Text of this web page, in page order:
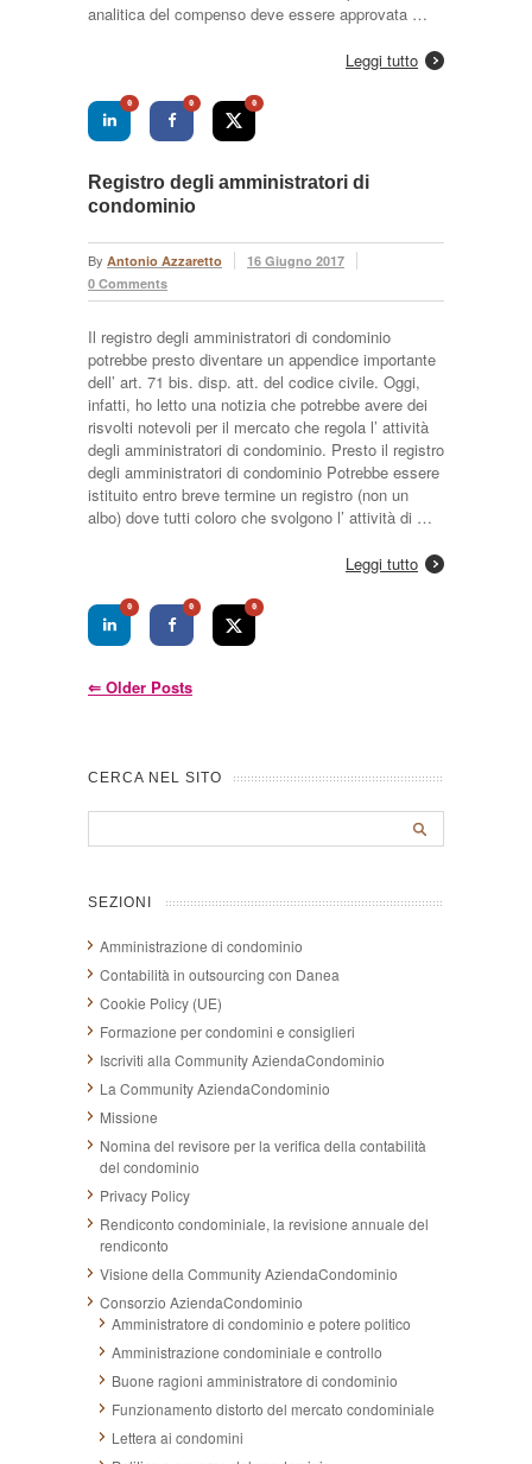
analitica del compenso deve essere approvata …
Leggi tutto
0 0 0
Registro degli amministratori di
condominio
By Antonio Azzaretto
16 Giugno 2017
0 Comments
Il registro degli amministratori di condominio
potrebbe presto diventare un appendice importante
dell’ art. 71 bis. disp. att. del codice civile. Oggi,
infatti, ho letto una notizia che potrebbe avere dei
risvolti notevoli per il mercato che regola l’ attività
degli amministratori di condominio. Presto il registro
degli amministratori di condominio Potrebbe essere
istituito entro breve termine un registro (non un
albo) dove tutti coloro che svolgono l’ attività di …
Leggi tutto
0 0 0
⇐ Older Posts
CERCA NEL SITO
SEZIONI
Amministrazione di condominio
Contabilità in outsourcing con Danea
Cookie Policy (UE)
Formazione per condomini e consiglieri
Iscriviti alla Community AziendaCondominio
La Community AziendaCondominio
Missione
Nomina del revisore per la verifica della contabilità
del condominio
Privacy Policy
Rendiconto condominiale, la revisione annuale del
rendiconto
Visione della Community AziendaCondominio
Consorzio AziendaCondominio
Amministratore di condominio e potere politico
Amministrazione condominiale e controllo
Buone ragioni amministratore di condominio
Funzionamento distorto del mercato condominiale
Lettera ai condomini